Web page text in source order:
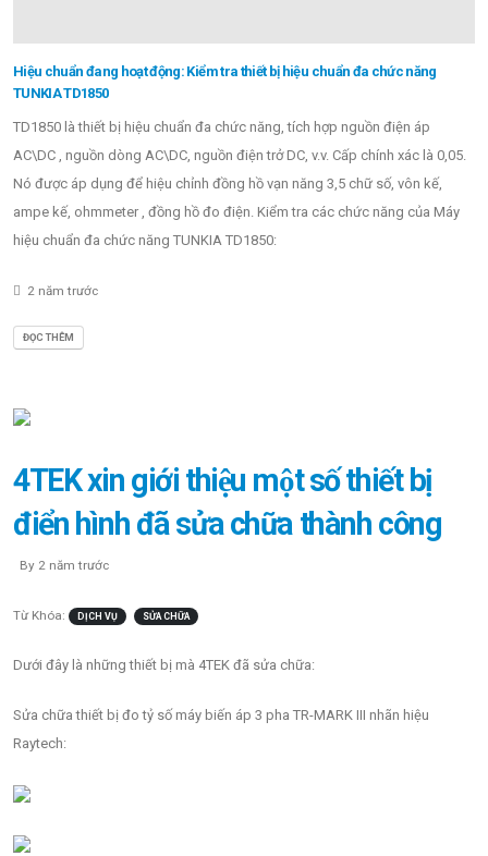
Hiệu chuẩn đang hoạt động: Kiểm tra thiết bị hiệu chuẩn đa chức năng
TUNKIA TD1850
TD1850 là thiết bị hiệu chuẩn đa chức năng, tích hợp nguồn điện áp
AC\DC , nguồn dòng AC\DC, nguồn điện trở DC, v.v. Cấp chính xác là 0,05.
Nó được áp dụng để hiệu chỉnh đồng hồ vạn năng 3,5 chữ số, vôn kế,
ampe kế, ohmmeter , đồng hồ đo điện. Kiểm tra các chức năng của Máy
hiệu chuẩn đa chức năng TUNKIA TD1850:
2 năm trước
ĐỌC THÊM
4TEK xin giới thiệu một số thiết bị
điển hình đã sửa chữa thành công
By 2 năm trước
Từ Khóa: DỊCH VỤ SỬA CHỮA
Dưới đây là những thiết bị mà 4TEK đã sửa chữa:
Sửa chữa thiết bị đo tỷ số máy biến áp 3 pha TR-MARK III nhãn hiệu
Raytech: